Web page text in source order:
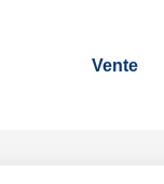
Vente